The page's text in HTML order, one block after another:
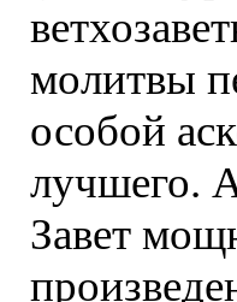
молитвы
особой
лучшего.
Завет